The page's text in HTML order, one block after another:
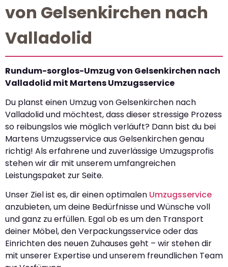
von Gelsenkirchen nach
Valladolid
Rundum-sorglos-Umzug von Gelsenkirchen nach
Valladolid mit Martens Umzugsservice
Du planst einen Umzug von Gelsenkirchen nach
Valladolid und möchtest, dass dieser stressige Prozess
so reibungslos wie möglich verläuft? Dann bist du bei
Martens Umzugsservice aus Gelsenkirchen genau
richtig! Als erfahrene und zuverlässige Umzugsprofis
stehen wir dir mit unserem umfangreichen
Leistungspaket zur Seite.
Unser Ziel ist es, dir einen optimalen Umzugsservice
anzubieten, um deine Bedürfnisse und Wünsche voll
und ganz zu erfüllen. Egal ob es um den Transport
deiner Möbel, den Verpackungsservice oder das
Einrichten des neuen Zuhauses geht – wir stehen dir
mit unserer Expertise und unserem freundlichen Team